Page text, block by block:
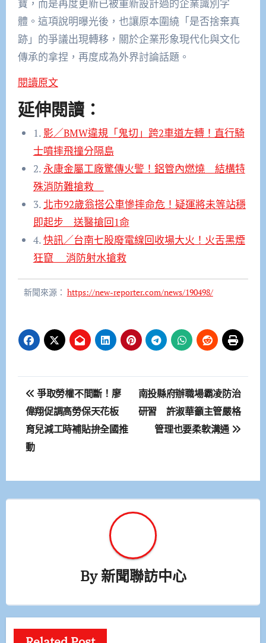
寶，而是再度更新已被重新設計過的企業識別字
體。這項說明曝光後，也讓原本圍繞「是否捨棄真
跡」的爭議出現轉移，關於企業形象現代化與文化
傳承的拿捏，再度成為外界討論話題。
閱讀原文
延伸閱讀：
1. 影／BMW違規「鬼切」跨2車道左轉！直行騎
士噴摔飛撞分隔島
2. 永康金屬工廠驚傳火警！鋁管內燃燒 結構特
殊消防難搶救
3. 北市92歲翁搭公車慘摔命危！疑運將未等站穩
即起步 送醫搶回1命
4.快訊／台南七股廢電線回收場大火！火舌黑煙
狂竄 消防射水搶救
新聞來源： https://new-reporter.com/news/190498/
文
章
導
爭取勞權不間斷！廖
偉翔促調高勞保天花板
育兒減工時補貼拚全國推
動
南投縣府辦職場霸凌防治
研習 許淑華籲主管嚴格
管理也要柔軟溝通
By新聞聯訪中心